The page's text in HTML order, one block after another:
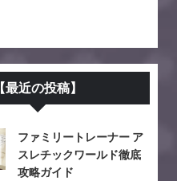
【最近の投稿】
ファミリートレーナー ア
スレチックワールド徹底
攻略ガイド